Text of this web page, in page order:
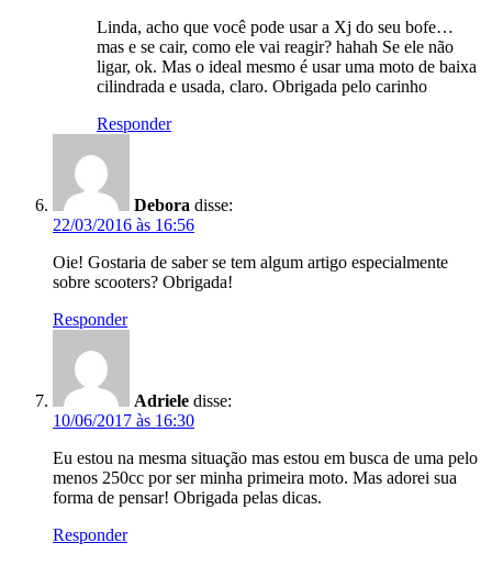
Linda, acho que você pode usar a Xj do seu bofe…
mas e se cair, como ele vai reagir? hahah Se ele não
ligar, ok. Mas o ideal mesmo é usar uma moto de baixa
cilindrada e usada, claro. Obrigada pelo carinho
Responder
Debora disse:
22/03/2016 às 16:56
Oie! Gostaria de saber se tem algum artigo especialmente
sobre scooters? Obrigada!
Responder
Adriele disse:
10/06/2017 às 16:30
Eu estou na mesma situação mas estou em busca de uma pelo
menos 250cc por ser minha primeira moto. Mas adorei sua
forma de pensar! Obrigada pelas dicas.
Responder